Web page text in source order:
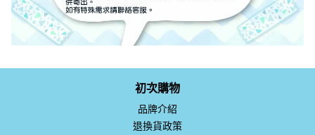
初次購物
品牌介紹
退換貨政策